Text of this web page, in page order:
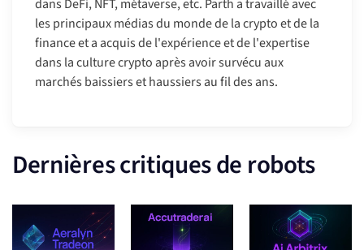
dans DeFi, NFT, métaverse, etc. Parth a travaillé avec
les principaux médias du monde de la crypto et de la
finance et a acquis de l'expérience et de l'expertise
dans la culture crypto après avoir survécu aux
marchés baissiers et haussiers au fil des ans.
Dernières critiques de robots